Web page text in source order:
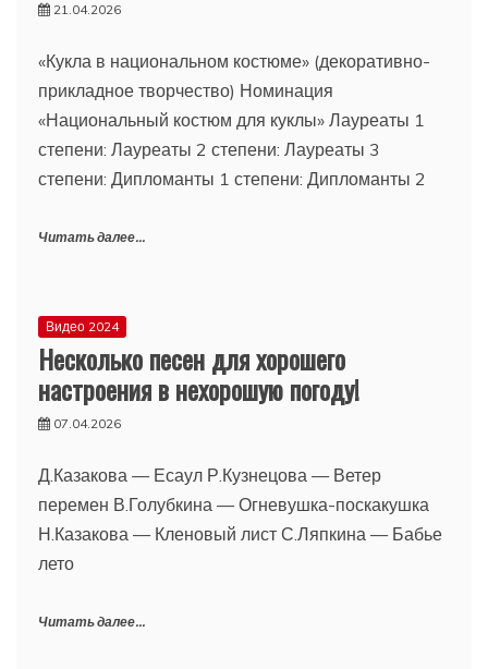
21.04.2026
«Кукла в национальном костюме» (декоративно-
прикладное творчество) Номинация
«Национальный костюм для куклы» Лауреаты 1
степени: Лауреаты 2 степени: Лауреаты 3
степени: Дипломанты 1 степени: Дипломанты 2
Читать далее...
Видео 2024
Несколько песен для хорошего
настроения в нехорошую погоду!
07.04.2026
Д.Казакова — Есаул Р.Кузнецова — Ветер
перемен В.Голубкина — Огневушка-поскакушка
Н.Казакова — Кленовый лист С.Ляпкина — Бабье
лето
Читать далее...